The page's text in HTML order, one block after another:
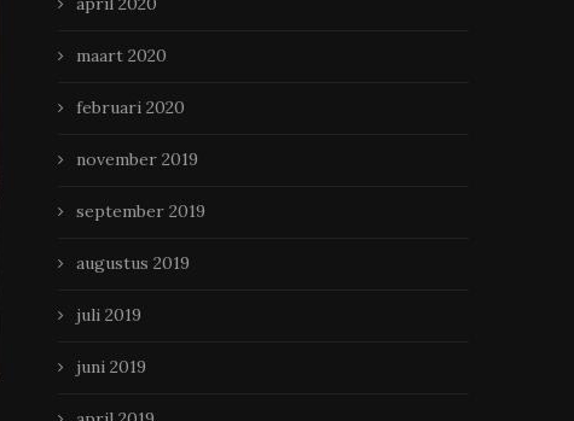
maart 2020
februari 2020
november 2019
september 2019
augustus 2019
juli 2019
juni 2019